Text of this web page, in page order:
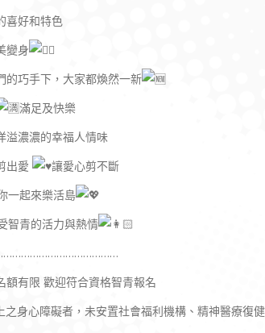
喜好和特色
變身
的巧手下，大家都煥然一新
滿足及快樂
溢濃濃的幸福人情味
出愛
讓愛心剪不斷
一起來樂活島
智青的活力與熱情
額有限 歡迎符合資格智青報名
之身心障礙者，未安置社會福利機構、精神醫療復健